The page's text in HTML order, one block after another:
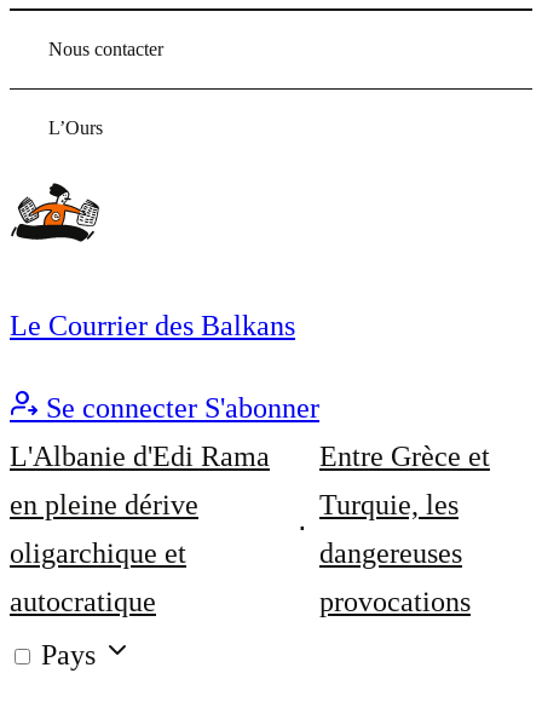
Nous contacter
L’Ours
Le Courrier des Balkans
Se connecter S'abonner
L'Albanie d'Edi Rama
en pleine dérive
oligarchique et
autocratique
Entre Grèce et
Turquie, les
dangereuses
provocations
Pays